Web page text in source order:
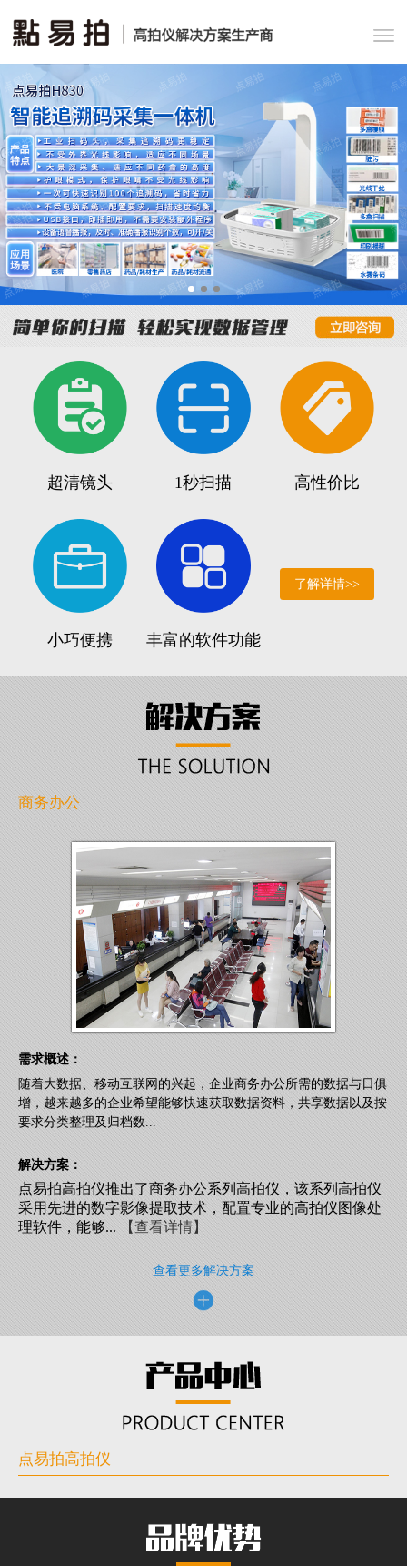
超清镜头 1秒扫描 高性价比
小巧便携 丰富的软件功能
了解详情>>
商务办公
需求概述：
随着大数据、移动互联网的兴起，企业商务办公所需的数据与日俱
增，越来越多的企业希望能够快速获取数据资料，共享数据以及按
要求分类整理及归档数...
解决方案：
点易拍高拍仪推出了商务办公系列高拍仪，该系列高拍仪
采用先进的数字影像提取技术，配置专业的高拍仪图像处
理软件，能够...【查看详情】
查看更多解决方案
点易拍高拍仪